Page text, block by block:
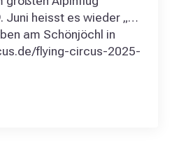
Juni heisst es wieder „…
am Schönjöchl in
flying-circus-2025-